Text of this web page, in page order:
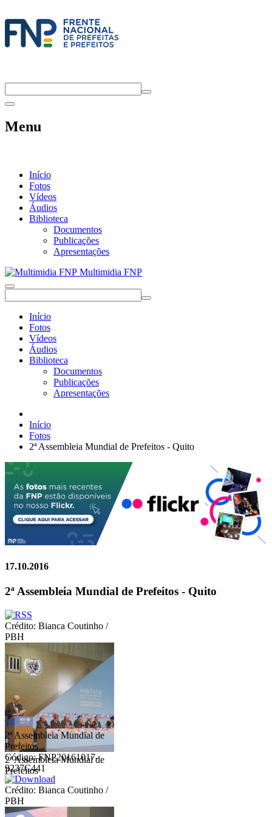
Menu
Início
Fotos
Vídeos
Áudios
Biblioteca
Documentos
Publicações
Apresentações
Multimidia FNP
Início
Fotos
Vídeos
Áudios
Biblioteca
Documentos
Publicações
Apresentações
Início
Fotos
2ª Assembleia Mundial de Prefeitos - Quito
17.10.2016
2ª Assembleia Mundial de Prefeitos - Quito
Crédito: Bianca Coutinho /
PBH
2ª Assembleia Mundial de
Prefeitos
2ª Assembleia Mundial de
Prefeitos
Código: FNP20161017-
9237C441
Crédito: Bianca Coutinho /
PBH